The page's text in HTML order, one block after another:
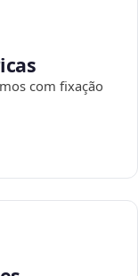
com fixação